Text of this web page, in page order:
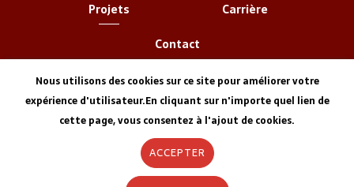
Projets
Carrière
Contact
Informations Légales
Agence WebELYOS DIGITAL
Nous utilisons des cookies sur ce site pour améliorer votre
expérience d'utilisateur.En cliquant sur n'importe quel lien de
cette page, vous consentez à l'ajout de cookies.
ACCEPTER